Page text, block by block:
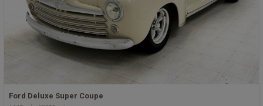
Ford Deluxe Super Coupe